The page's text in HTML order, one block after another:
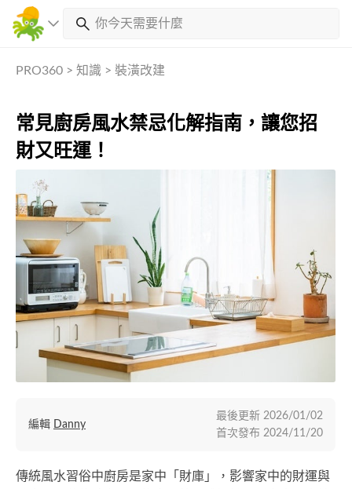
PRO360 > 知識 > 裝潢改建
常見廚房風水禁忌化解指南，讓您招
財又旺運！
傳統風水習俗中廚房是家中「財庫」，影響家中的財運與
編輯 Danny
最後更新 2026/01/02
首次發布 2024/11/20